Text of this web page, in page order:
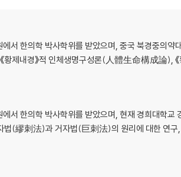
)
서 한의학 박사학위를 받았으며, 중국 북경중의약
제내경》적 인체생명구성론(人體生命構成論),
서 한의학 박사학위를 받았으며, 현재 경희대학
법(繆刺法)과 거자법(巨刺法)의 원리에 대한 연